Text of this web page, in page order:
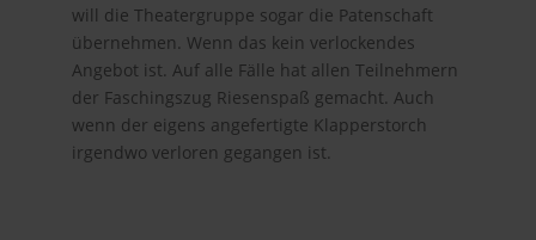
will die Theatergruppe sogar die Patenschaft
übernehmen. Wenn das kein verlockendes
Angebot ist. Auf alle Fälle hat allen Teilnehmern
der Faschingszug Riesenspaß gemacht. Auch
wenn der eigens angefertigte Klapperstorch
irgendwo verloren gegangen ist.